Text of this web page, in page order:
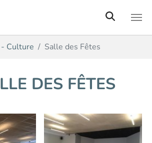
Culture Salle des Fêtes
DES FÊTES